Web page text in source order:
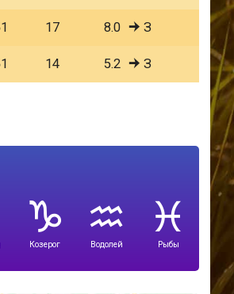
17 8.0 З
14 5.2 З
Козерог Водолей Рыбы